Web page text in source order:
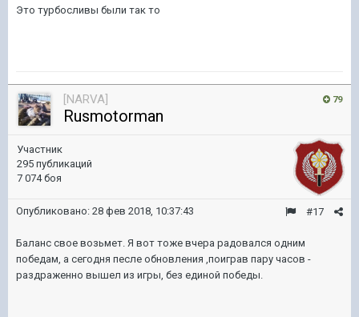
Это турбосливы были так то
79
[NARVA]
Rusmotorman
Участник
295 публикаций
7 074 боя
#17
Опубликовано: 28 фев 2018, 10:37:43
Баланс свое возьмет. Я вот тоже вчера радовался одним
победам, а сегодня песле обновления ,поиграв пару часов -
раздраженно вышел из игры, без единой победы.